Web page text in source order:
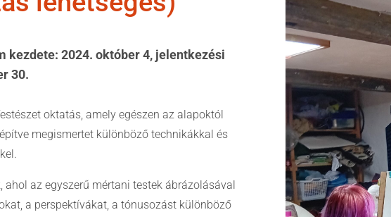
kezdete: 2024. október 4, jelentkezési
30.
oktatás, amely egészen az alapoktól
megismertet különböző technikákkal és
ahol az egyszerű mértani testek ábrázolásával
a perspektívákat, a tónusozást különböző